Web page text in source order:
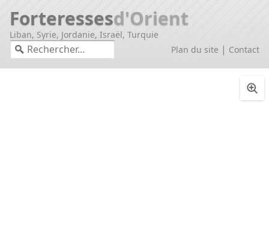
Forteressesd'Orient
Liban, Syrie, Jordanie, Israël, Turquie
Plan du site | Contact